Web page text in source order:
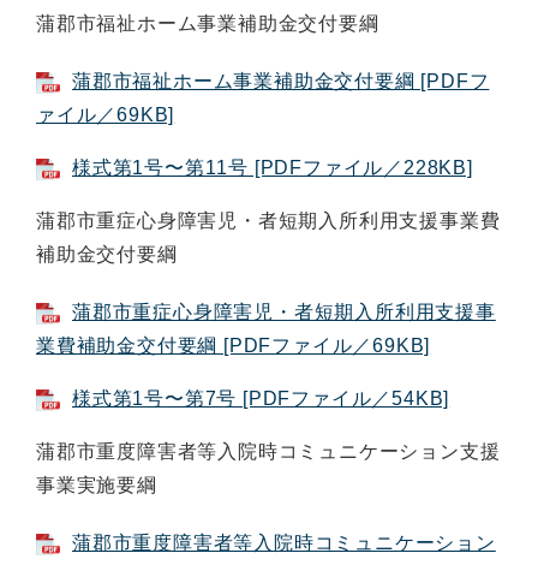
蒲郡市福祉ホーム事業補助金交付要綱
蒲郡市福祉ホーム事業補助金交付要綱 [PDFフ
ァイル／69KB]
様式第1号〜第11号 [PDFファイル／228KB]
蒲郡市重症心身障害児・者短期入所利用支援事業費
補助金交付要綱
蒲郡市重症心身障害児・者短期入所利用支援事
業費補助金交付要綱 [PDFファイル／69KB]
様式第1号〜第7号 [PDFファイル／54KB]
蒲郡市重度障害者等入院時コミュニケーション支援
事業実施要綱
蒲郡市重度障害者等入院時コミュニケーション